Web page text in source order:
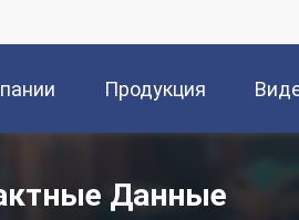
Продукция
Данные